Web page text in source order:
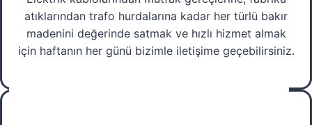
atıklarından trafo hurdalarına kadar her türlü bakır
madenini değerinde satmak ve hızlı hizmet almak
için haftanın her günü bizimle iletişime geçebilirsiniz.